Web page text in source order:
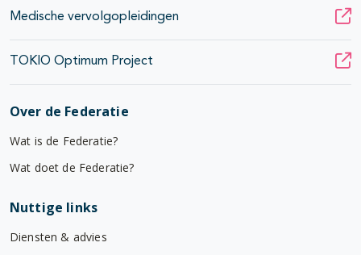
Medische vervolgopleidingen
TOKIO Optimum Project
Over de Federatie
Wat is de Federatie?
Wat doet de Federatie?
Nuttige links
Diensten & advies